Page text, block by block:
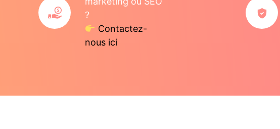
?
Contactez-
nous ici